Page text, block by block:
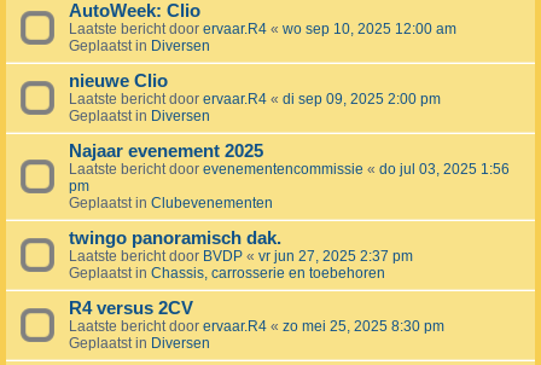
AutoWeek: Clio
Laatste bericht door ervaar.R4 « wo sep 10, 2025 12:00 am
Geplaatst in Diversen
nieuwe Clio
Laatste bericht door ervaar.R4 « di sep 09, 2025 2:00 pm
Geplaatst in Diversen
Najaar evenement 2025
Laatste bericht door evenementencommissie « do jul 03, 2025 1:56
pm
Geplaatst in Clubevenementen
twingo panoramisch dak.
Laatste bericht door BVDP « vr jun 27, 2025 2:37 pm
Geplaatst in Chassis, carrosserie en toebehoren
R4 versus 2CV
Laatste bericht door ervaar.R4 « zo mei 25, 2025 8:30 pm
Geplaatst in Diversen